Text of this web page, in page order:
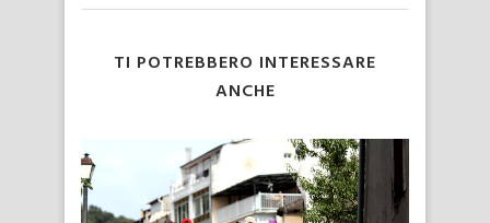
TI POTREBBERO INTERESSARE
ANCHE